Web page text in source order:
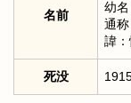
名前
幼
通称
諱：
死没